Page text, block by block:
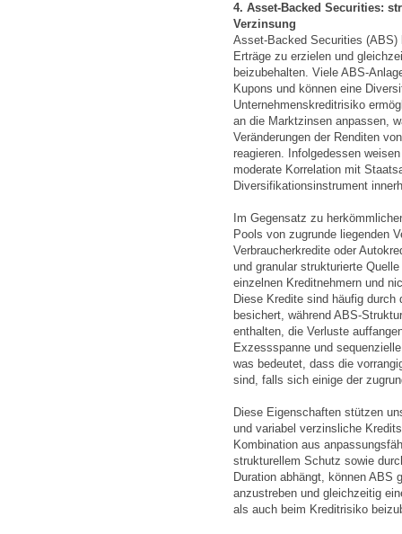
4. Asset-Backed Securities:
Verzinsung
Asset-Backed Securities (ABS)
Erträge zu erzielen und
beizubehalten. Viele ABS-
Kupons und können eine
Unternehmenskreditrisiko
an die Marktzinsen anpassen,
Veränderungen der Renditen
reagieren. Infolgedessen
moderate Korrelation mit
Diversifikationsinstrument
Im Gegensatz zu
Pools von zugrunde liegenden
Verbraucherkredite oder
und granular strukturierte
einzelnen Kreditnehmern und
Diese Kredite sind häufig durch
besichert, während ABS-
enthalten, die Verluste
Exzessspanne und
was bedeutet, dass die
sind, falls sich einige der
Diese Eigenschaften stützen
und variabel verzinsliche
Kombination aus
strukturellem Schutz sowie
Duration abhängt, können ABS
anzustreben und gleichzeitig
als auch beim Kreditrisiko